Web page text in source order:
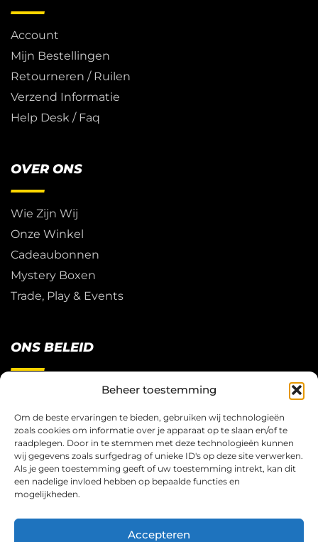
Beheer toestemming
Om de beste ervaringen te bieden, gebruiken wij technologieën
zoals cookies om informatie over je apparaat op te slaan en/of te
raadplegen. Door in te stemmen met deze technologieën kunnen
wij gegevens zoals surfgedrag of unieke ID's op deze site verwerken.
Als je geen toestemming geeft of uw toestemming intrekt, kan dit
een nadelige invloed hebben op bepaalde functies en
mogelijkheden.
Accepteren
Account
Mijn Bestellingen
Retourneren / Ruilen
Verzend Informatie
Help Desk / Faq
OVER ONS
Wie Zijn Wij
Onze Winkel
Cadeaubonnen
Mystery Boxen
Trade, Play & Events
ONS BELEID
Restitutie Beleid
Privacy
Cookies
Algemene Voorwaarden
© Copyright 2026 – Trading Card Game Store Bv.